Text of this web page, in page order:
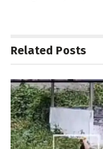
Related Posts